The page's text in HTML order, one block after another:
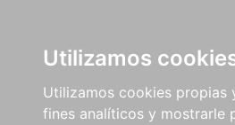
Utilizamos
Utilizamos cookies propias
fines analíticos y mostrarle